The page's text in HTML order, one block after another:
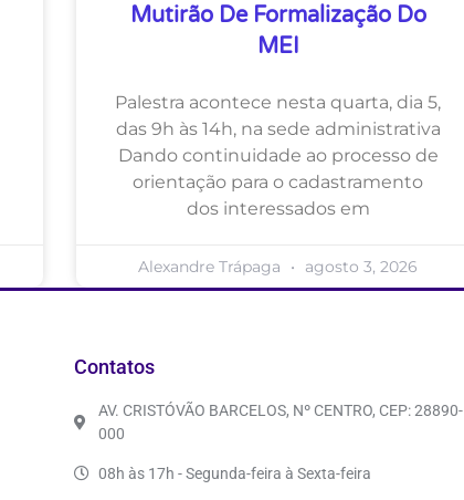
Mutirão De Formalização Do
MEI
Palestra acontece nesta quarta, dia 5,
das 9h às 14h, na sede administrativa
Dando continuidade ao processo de
orientação para o cadastramento
dos interessados em
Alexandre Trápaga agosto 3, 2026
Contatos
AV. CRISTÓVÃO BARCELOS, Nº CENTRO, CEP: 28890-
000
08h às 17h - Segunda-feira à Sexta-feira